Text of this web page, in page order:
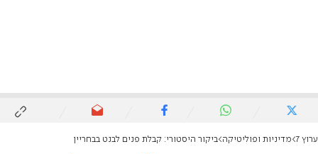
ערוץ 7 מדיניות ופוליטיקה ביקור היסטורי: קבלת פנים לבנט בבחריין